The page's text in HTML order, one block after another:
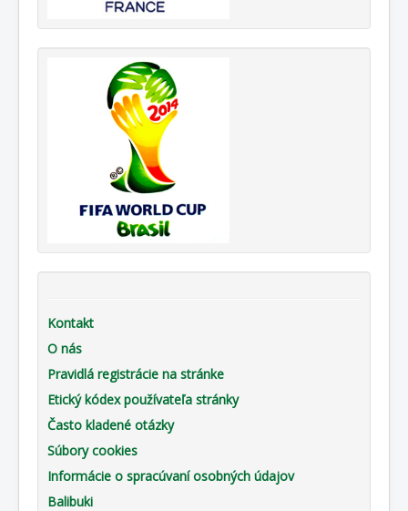
Kontakt
O nás
Pravidlá registrácie na stránke
Etický kódex používateľa stránky
Často kladené otázky
Súbory cookies
Informácie o spracúvaní osobných údajov
Balibuki